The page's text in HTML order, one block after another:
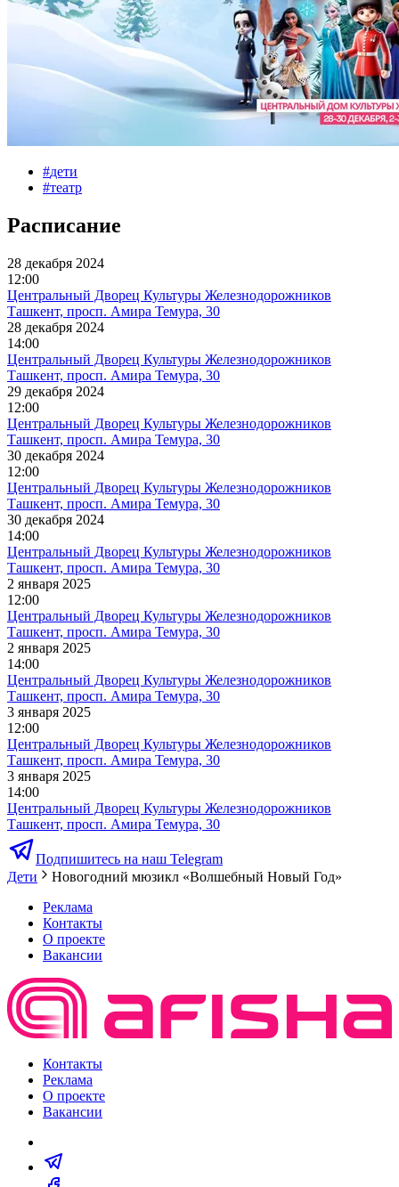
#дети
#театр
Расписание
28 декабря 2024
12:00
Центральный Дворец Культуры Железнодорожников
Ташкент, просп. Амира Темура, 30
28 декабря 2024
14:00
Центральный Дворец Культуры Железнодорожников
Ташкент, просп. Амира Темура, 30
29 декабря 2024
12:00
Центральный Дворец Культуры Железнодорожников
Ташкент, просп. Амира Темура, 30
30 декабря 2024
12:00
Центральный Дворец Культуры Железнодорожников
Ташкент, просп. Амира Темура, 30
30 декабря 2024
14:00
Центральный Дворец Культуры Железнодорожников
Ташкент, просп. Амира Темура, 30
2 января 2025
12:00
Центральный Дворец Культуры Железнодорожников
Ташкент, просп. Амира Темура, 30
2 января 2025
14:00
Центральный Дворец Культуры Железнодорожников
Ташкент, просп. Амира Темура, 30
3 января 2025
12:00
Центральный Дворец Культуры Железнодорожников
Ташкент, просп. Амира Темура, 30
3 января 2025
14:00
Центральный Дворец Культуры Железнодорожников
Ташкент, просп. Амира Темура, 30
Подпишитесь на наш Telegram
Дети
Новогодний мюзикл «Волшебный Новый Год»
Реклама
Контакты
О проекте
Вакансии
Контакты
Реклама
О проекте
Вакансии